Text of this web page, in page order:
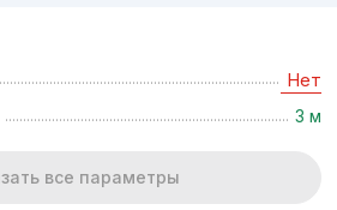
Нет
3 м
все параметры